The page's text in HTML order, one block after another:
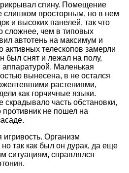
спину. Помещение
слишком просторным, но в нем
и высоких панелей, так что
сложнее, чем в типовых
автотень на максимум и
активных телескопов замерли
был снят и лежал на полу,
Маленькая
вынесена, в не остался
растениями,
как горчичные языки.
часть обстановки,
не пошел на
Организм
но так как был он дурак, да еще
ситуациям, справлялся